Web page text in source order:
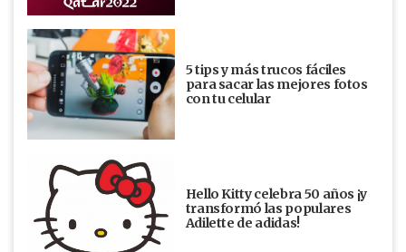
5 tips y más trucos fáciles
para sacar las mejores fotos
con tu celular
Hello Kitty celebra 50 años ¡y
transformó las populares
Adilette de adidas!